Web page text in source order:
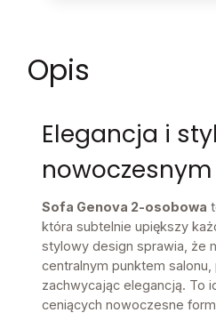
Opis
Elegancja i
Sofa Genova 2-osobowa
która subtelnie upiększy
stylowy design sprawia, że
centralnym punktem
zachwycając elegancją. To
ceniących nowoczesne